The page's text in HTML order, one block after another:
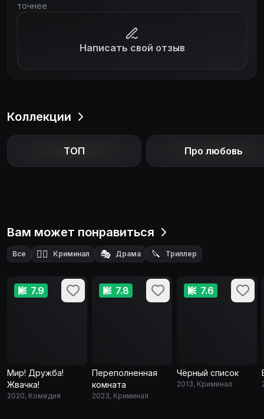
точнее
Написать свой отзыв
Коллекции
ТОП Про любовь
Вам может понравиться
Все 🕵️‍♂️ Криминал 🎭 Драма 🔪 Триллер
7.9
Мир! Дружба!
Жвачка!
2020, Комедия
7.8
Переполненная
комната
2023, Криминал
7.6
Чёрный список
2013, Криминал